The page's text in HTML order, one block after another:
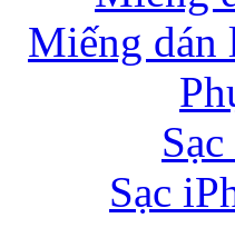
Bao da Samsung
Miếng dán
Sạc